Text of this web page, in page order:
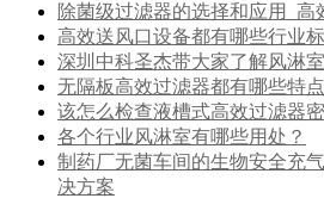
除菌级过滤器的选择和应用_高
高效送风口设备都有哪些行业
深圳中科圣杰带大家了解风淋
无隔板高效过滤器都有哪些特
该怎么检查液槽式高效过滤器
各个行业风淋室有哪些用处？
制药厂无菌车间的生物安全充
决方案